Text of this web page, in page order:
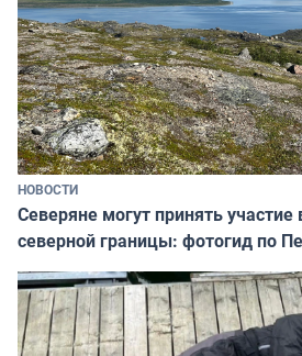
НОВОСТИ
Северяне могут принять участие
северной границы: фотогид по